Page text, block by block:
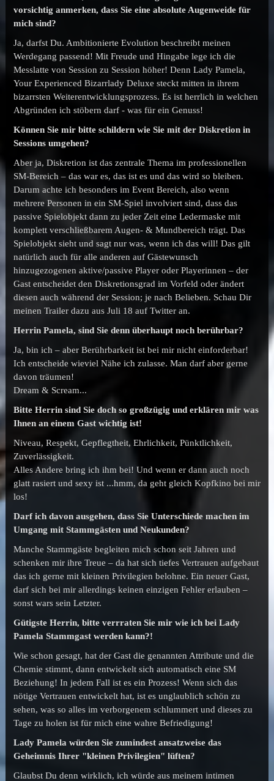
vorsichtig anmerken, dass Sie eine absolute Augenweide für
mich sind?
Ja, darfst Du. Ambitionierte Evolution beschreibt meinen
Werdegang passend! Mit Freude und Hingabe lege ich die
Messlatte von Session zu Session höher! Denn Lady Pamela,
Your Experienced Bizarrlady Deluxe steckt mitten in ihrem
bizarrsten Weiterentwicklungsprozess. Es ist herrlich in welchen
Abgründen ich stöbern darf - was für ein Genuss!
Können Sie mir bitte schildern wie Sie mit der Diskretion in
Sessions umgehen?
Aber ja, Diskretion ist das zentrale Thema im professionellen
SM-Bereich – das war es, das ist es und das wird so bleiben.
Darum achte ich besonders im Event Bereich, also wenn
mehrere Personen in ein SM-Spiel involviert sind, dass das
passive Spielobjekt dann zu jeder Zeit eine Ledermaske mit
komplett verschließbarem Augen- & Mundbereich trägt. Das
Spielobjekt sieht und sagt nur was, wenn ich das will! Das gilt
natürlich auch für alle anderen auf Gästewunsch
hinzugezogenen aktive/passive Player oder Playerinnen – der
Gast entscheidet den Diskretionsgrad im Vorfeld oder ändert
diesen auch während der Session; je nach Belieben. Schau Dir
meinen Trailer dazu aus Juli 18 auf Twitter an.
Herrin Pamela, sind Sie denn überhaupt noch berührbar?
Ja, bin ich – aber Berührbarkeit ist bei mir nicht einforderbar!
Ich entscheide wieviel Nähe ich zulasse. Man darf aber gerne
davon träumen!
Dream & Scream...
Bitte Herrin sind Sie doch so großzügig und erklären mir was
Ihnen an einem Gast wichtig ist!
Niveau, Respekt, Gepflegtheit, Ehrlichkeit, Pünktlichkeit,
Zuverlässigkeit.
Alles Andere bring ich ihm bei! Und wenn er dann auch noch
glatt rasiert und sexy ist ...hmm, da geht gleich Kopfkino bei mir
los!
Darf ich davon ausgehen, dass Sie Unterschiede machen im
Umgang mit Stammgästen und Neukunden?
Manche Stammgäste begleiten mich schon seit Jahren und
schenken mir ihre Treue – da hat sich tiefes Vertrauen aufgebaut
das ich gerne mit kleinen Privilegien belohne. Ein neuer Gast,
darf sich bei mir allerdings keinen einzigen Fehler erlauben –
sonst wars sein Letzter.
Gütigste Herrin, bitte verrraten Sie mir wie ich bei Lady
Pamela Stammgast werden kann?!
Wie schon gesagt, hat der Gast die genannten Attribute und die
Chemie stimmt, dann entwickelt sich automatisch eine SM
Beziehung! In jedem Fall ist es ein Prozess! Wenn sich das
nötige Vertrauen entwickelt hat, ist es unglaublich schön zu
sehen, was so alles im verborgenem schlummert und dieses zu
Tage zu holen ist für mich eine wahre Befriedigung!
Lady Pamela würden Sie zumindest ansatzweise das
Geheimnis Ihrer "kleinen Privilegien" lüften?
Glaubst Du denn wirklich, ich würde aus meinem intimen